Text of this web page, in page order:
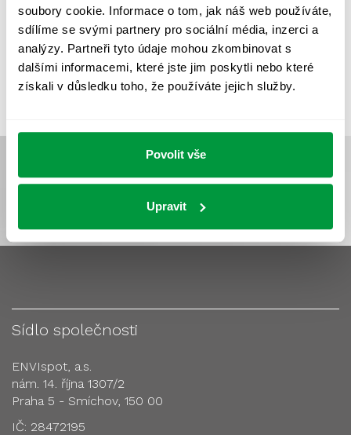
soubory cookie. Informace o tom, jak náš web používáte,
sdílíme se svými partnery pro sociální média, inzerci a
analýzy. Partneři tyto údaje mohou zkombinovat s
dalšími informacemi, které jste jim poskytli nebo které
získali v důsledku toho, že používáte jejich služby.
Povolit vše
Upravit
VÝPOČET OSVĚTLENÍ VÝPOČET ZASTÍNĚNÍ
VÝPOČTY A NÁVRHY ZASTÍNĚNÍ
ZKOUŠKY NOUZOVÉHO OSVĚTLENÍ
Sídlo společnosti
ENVIspot, a.s.
nám. 14. října 1307/2
Praha 5 - Smíchov, 150 00
IČ: 28472195